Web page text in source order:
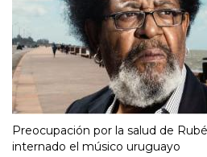
Preocupación por la salud de
internado el músico uruguayo